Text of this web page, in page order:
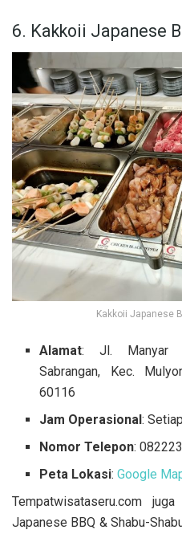
6. Kakkoii Japanese
Kakkoii Japanese
Alamat: Jl. Manyar
Sabrangan, Kec.
60116
Jam Operasional:
Nomor Telepon:
Peta Lokasi:Google
Tempatwisataseru.com
Japanese BBQ & Shabu-